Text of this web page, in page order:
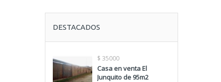
DESTACADOS
$ 35000
Casa en venta El
Junquito de 95m2